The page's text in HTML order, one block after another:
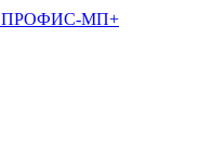
ПРОФИС-МП+